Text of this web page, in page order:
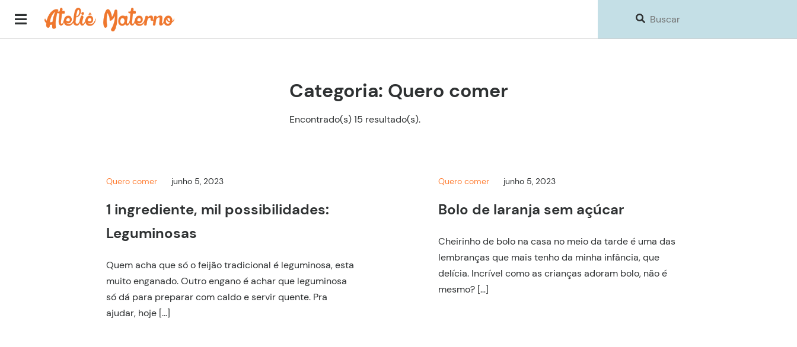
Categoria: Quero comer
Encontrado(s) 15 resultado(s).
Quero comer junho 5, 2023
1 ingrediente, mil possibilidades:
Leguminosas
Quem acha que só o feijão tradicional é leguminosa, esta
muito enganado. Outro engano é achar que leguminosa
só dá para preparar com caldo e servir quente. Pra
ajudar, hoje […]
Quero comer junho 5, 2023
Bolo de laranja sem açúcar
Cheirinho de bolo na casa no meio da tarde é uma das
lembranças que mais tenho da minha infância, que
delícia. Incrível como as crianças adoram bolo, não é
mesmo? […]